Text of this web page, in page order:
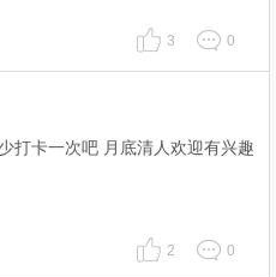
3 0
打卡一次吧 月底清人欢迎有兴趣
2 0